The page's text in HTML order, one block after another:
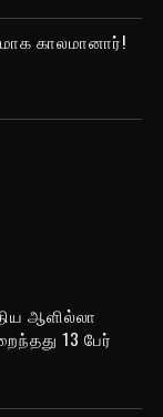
காலமானார்!
ஆளில்லா
13 பேர்